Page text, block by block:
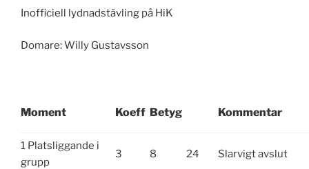
Inofficiell lydnadstävling på HiK
Domare: Willy Gustavsson
Moment Koeff Betyg Kommentar
1 Platsliggande i
grupp
3 8 24 Slarvigt avslut